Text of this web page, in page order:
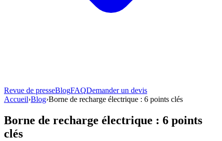
Revue de presseBlogFAQDemander un devis
SolutionsAtouts
Bornes de recharge
Accueil›Blog›Borne de recharge électrique : 6 points clés
Borne de recharge électrique : 6 points
clés